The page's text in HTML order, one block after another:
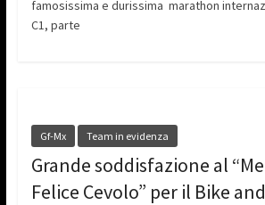
famosissima e durissima marathon
C1, parte
Gf-Mx Team in evidenza
Grande soddisfazione al
Felice Cevolo” per il Bike